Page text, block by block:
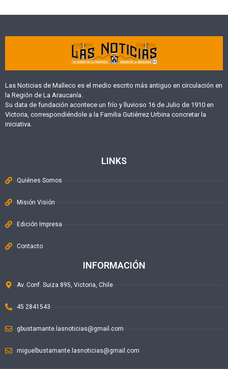
Las Noticias de Malleco es el medio escrito más antiguo en circulación en
la Región de La Araucanía.
Su data de fundación acontece un frío y lluvioso 16 de Julio de 1910 en
Victoria, correspondiéndole a la Familia Gutiérrez Urbina concretar la
iniciativa.
LINKS
Quiénes Somos
Misión Visión
Edición Impresa
Contacto
INFORMACIÓN
Av. Conf. Suiza 895, Victoria, Chile
45 2841543
gbustamante.lasnoticias@gmail.com
miguelbustamante.lasnoticias@gmail.com